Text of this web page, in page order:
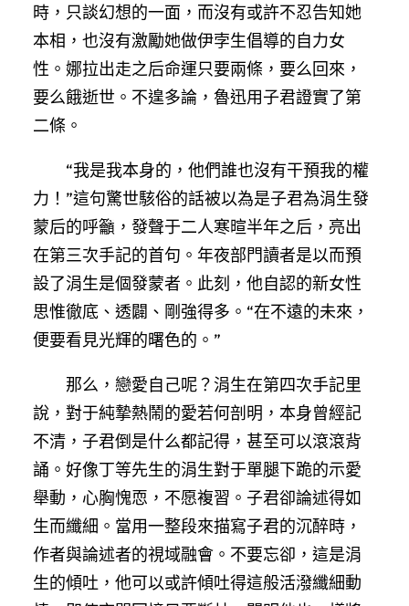
時，只談幻想的一面，而沒有或許不忍告知她
本相，也沒有激勵她做伊孛生倡導的自力女
性。娜拉出走之后命運只要兩條，要么回來，
要么餓逝世。不遑多論，魯迅用子君證實了第
二條。
“我是我本身的，他們誰也沒有干預我的權
力！”這句驚世駭俗的話被以為是子君為涓生發
蒙后的呼籲，發聲于二人寒暄半年之后，亮出
在第三次手記的首句。年夜部門讀者是以而預
設了涓生是個發蒙者。此刻，他自認的新女性
思惟徹底、透闢、剛強得多。“在不遠的未來，
便要看見光輝的曙色的。”
那么，戀愛自己呢？涓生在第四次手記里
說，對于純摯熱鬧的愛若何剖明，本身曾經記
不清，子君倒是什么都記得，甚至可以滾滾背
誦。好像丁等先生的涓生對于單腿下跪的示愛
舉動，心胸愧恧，不愿複習。子君卻論述得如
生而纖細。當用一整段來描寫子君的沉醉時，
作者與論述者的視域融會。不要忘卻，這是涓
生的傾吐，他可以或許傾吐得這般活潑纖細動